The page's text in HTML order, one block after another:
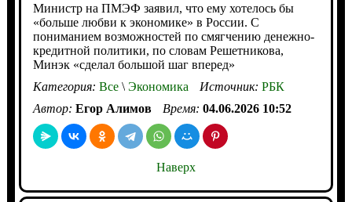
Министр на ПМЭФ заявил, что ему хотелось бы
«больше любви к экономике» в России. С
пониманием возможностей по смягчению денежно-
кредитной политики, по словам Решетникова,
Минэк «сделал большой шаг вперед»
Категория: Все\Экономика Источник: РБК
Автор: Егор Алимов Время: 04.06.2026 10:52
Наверх